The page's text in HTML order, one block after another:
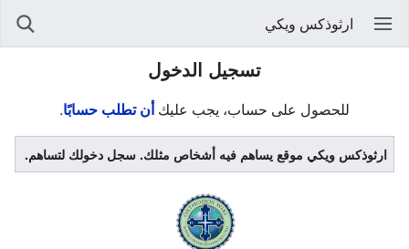
ارثوذكس ويكي
تسجيل الدخول
للحصول على حساب، يجب عليكأن تطلب حسابًا.
ارثوذكس ويكي موقع يساهم فيه أشخاص مثلك. سجل دخولك لتساهم.